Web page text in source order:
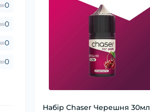
Набір Chaser Черешня 30мл
0
0
0
0